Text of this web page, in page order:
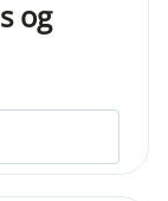
og